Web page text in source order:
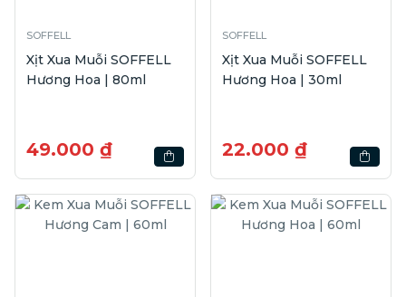
SOFFELL
Xịt Xua Muỗi SOFFELL
Hương Hoa | 80ml
49.000 ₫
SOFFELL
Xịt Xua Muỗi SOFFELL
Hương Hoa | 30ml
22.000 ₫